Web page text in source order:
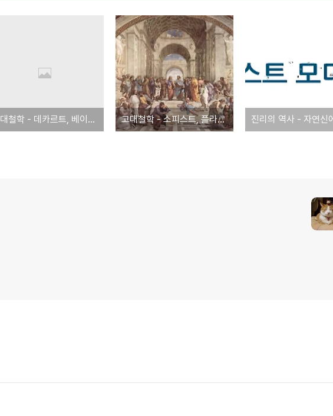
근대철학 - 데카르트, 베이컨, 칸트, 니체 고대철학 - 소피스트, 플라톤, 아리스토텔레스